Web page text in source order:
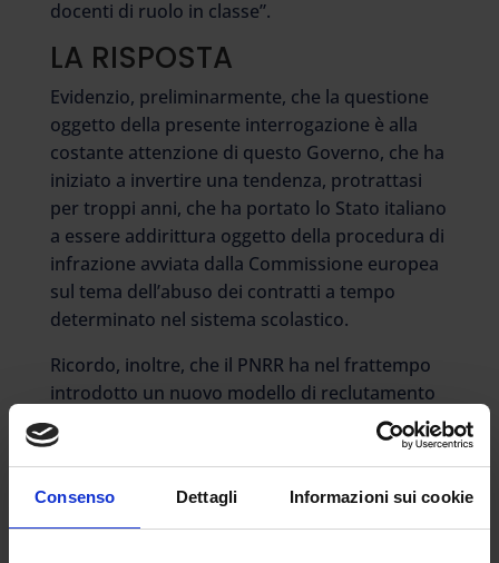
Consenso Dettagli Informazioni sui cookie
docenti di ruolo in classe”.
LA RISPOSTA
Evidenzio, preliminarmente, che la questione
oggetto della presente interrogazione è alla
costante attenzione di questo Governo, che ha
iniziato a invertire una tendenza, protrattasi
per troppi anni, che ha portato lo Stato italiano
a essere addirittura oggetto della procedura di
infrazione avviata dalla Commissione europea
sul tema dell’abuso dei contratti a tempo
determinato nel sistema scolastico.
Ricordo, inoltre, che il PNRR ha nel frattempo
introdotto un nuovo modello di reclutamento
dei docenti, collegato a un profondo
ripensamento della loro formazione iniziale,
creazione di precariato solo dopo che sarà
entrato pienamente a regime.